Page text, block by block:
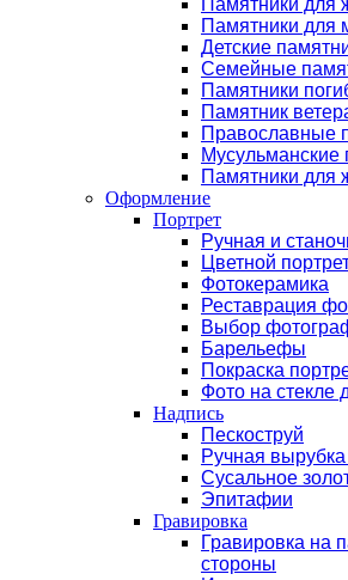
Памятники для
Памятники для
Детские
Семейные
Памятники
Памятник
Православные
Мусульманские
Памятники для
Оформление
Портрет
Ручная и
Цветной
Фотокерамика
Реставрация
Выбор
Барельефы
Покраска
Фото на стекле
Надпись
Пескоструй
Ручная
Сусальное
Эпитафии
Гравировка
Гравировка на
стороны